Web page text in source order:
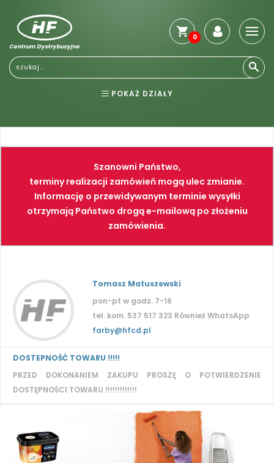
Centrum Dystrybucyjne
0
POKAŻ DZIAŁY
NARZĘDZIA SPAWALNICTWO
FARBY PNEUMATYKA
Szanowni Państwo,
terminy realizacji zamówień mogą ulec zmianie.
Informację o przewidywanym terminie wysyłki
otrzymają Państwo drogą e-mailową po złożeniu
zamówienia.
Tomasz Matuszewski
pon-pt w godz. 7-16
tel. kom. 537 517 323 Również WhatsApp
farby@hfcd.pl
DOSTEPNOŚĆ TOWARU !!!!!
PRZED DOKONANIEM ZAKUPU PROSZĘ O POTWIERDZENIE
DOSTĘPNOŚCI TOWARU !!!!!!!!!!!!!